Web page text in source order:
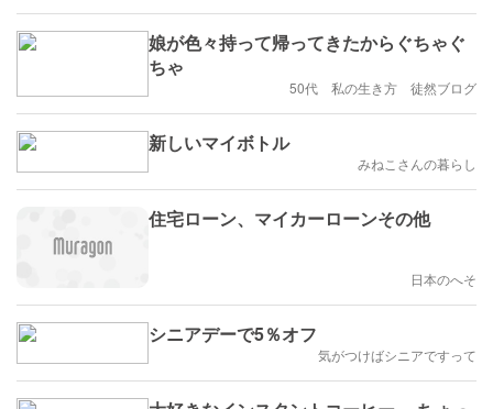
娘が色々持って帰ってきたからぐちゃぐ
ちゃ
50代 私の生き方 徒然ブログ
新しいマイボトル
みねこさんの暮らし
住宅ローン、マイカーローンその他
日本のへそ
シニアデーで5％オフ
気がつけばシニアですって